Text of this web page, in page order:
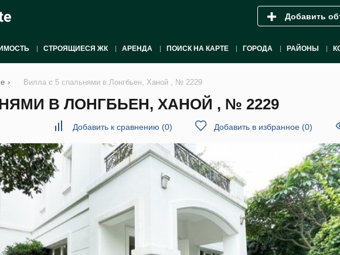
Добавить
СТРОЯЩИЕСЯ ЖК АРЕНДА ПОИСК НА КАРТЕ ГОРОДА РАЙОНЫ
› Вилла с 5 спальнями в Лонгбьен, Ханой , № 2229
В ЛОНГБЬЕН, ХАНОЙ , № 2229
Добавить к сравнению (0) Добавить в избранное (0)